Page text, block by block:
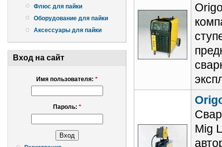
Флюс для пайки
Оборудование для пайки
Аксессуары для пайки
Вход на сайт
Имя пользователя: *
Пароль: *
Mig